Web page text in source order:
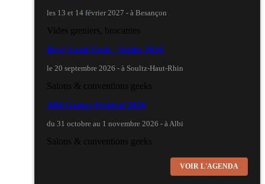
les 13 et 14 février 2027 - à Besançon
Vides greniers, brocantes
Broc'Land Geek - Soultz 2026
le 20 septembre 2026 - à Soultz-Haut-Rhin
Salons & conventions geeks
Albi Games Festival 2026
du 31 octobre au 1 novembre 2026 - à Albi
Salons & conventions geeks
Virtual Calais - salon du jeu vidéo et des loisirs
VOIR L'AGENDA